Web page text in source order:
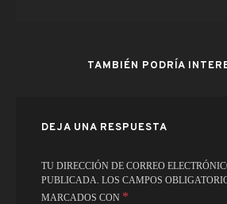
TAMBIÉN PODRÍA
DEJA UNA RESPUESTA
TU DIRECCIÓN DE CORREO
PUBLICADA. LOS CAMPOS
MARCADOS CON *